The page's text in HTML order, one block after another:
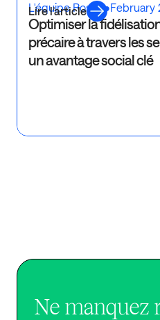
L'équipe Rosaly•February
Optimiser la
précaire à travers les
un avantage social clé
Lire l’article
Ne manquez